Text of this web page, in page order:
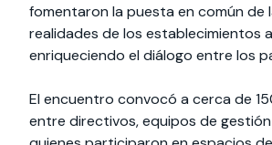
fomentaron la puesta en común de
realidades de los establecimientos
enriqueciendo el diálogo entre los
El encuentro convocó a cerca de
entre directivos, equipos de